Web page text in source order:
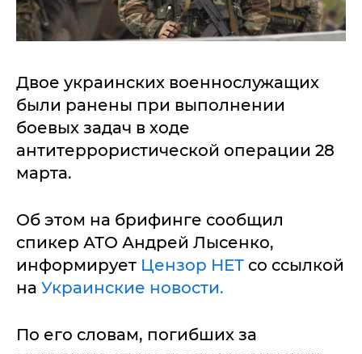
Двое украинских военнослужащих
были ранены при выполнении
боевых задач в ходе
антитеррористической операции 28
марта.
Об этом на брифинге сообщил
спикер АТО Андрей Лысенко,
информирует Цензор НЕТ со ссылкой
на Украинские новости.
По его словам, погибших за